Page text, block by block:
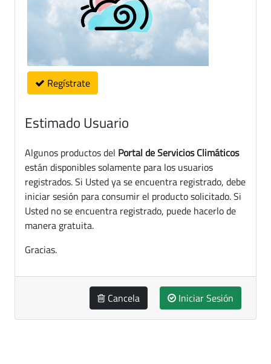
Regístrate
Estimado Usuario
Algunos productos del Portal de Servicios Climáticos
están disponibles solamente para los usuarios
registrados. Si Usted ya se encuentra registrado, debe
iniciar sesión para consumir el producto solicitado. Si
Usted no se encuentra registrado, puede hacerlo de
manera gratuita.
Gracias.
Cancela Iniciar Sesión